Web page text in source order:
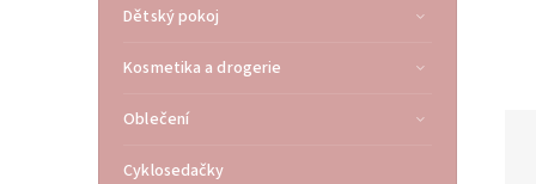
Dětský pokoj
Kosmetika a drogerie
Oblečení
Cyklosedačky